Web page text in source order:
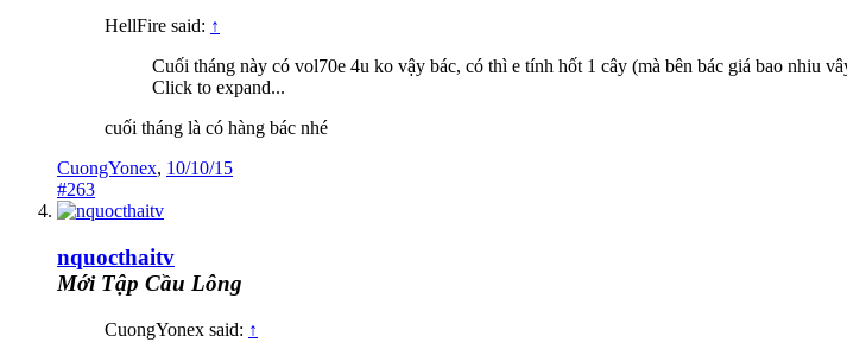
HellFire said: ↑
Cuối tháng này có vol70e 4u ko vậy bác, có thì e tính hốt 1 cây (mà bên bác giá bao nhiu
Click to expand...
cuối tháng là có hàng bác nhé
CuongYonex, 10/10/15
#263
nquocthaitv
Mới Tập Cầu Lông
CuongYonex said: ↑